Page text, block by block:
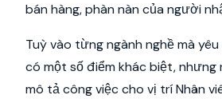
bán hàng, phàn nàn của người
Tuỳ vào từng ngành nghề mà
có một số điểm khác biệt, nhưng
mô tả công việc cho vị trí Nhân